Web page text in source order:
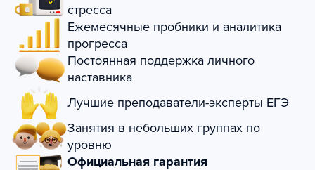
стресса
Ежемесячные пробники и аналитика
прогресса
Постоянная поддержка личного
наставника
Лучшие преподаватели-эксперты ЕГЭ
Занятия в небольших группах по
уровню
Официальная гарантия